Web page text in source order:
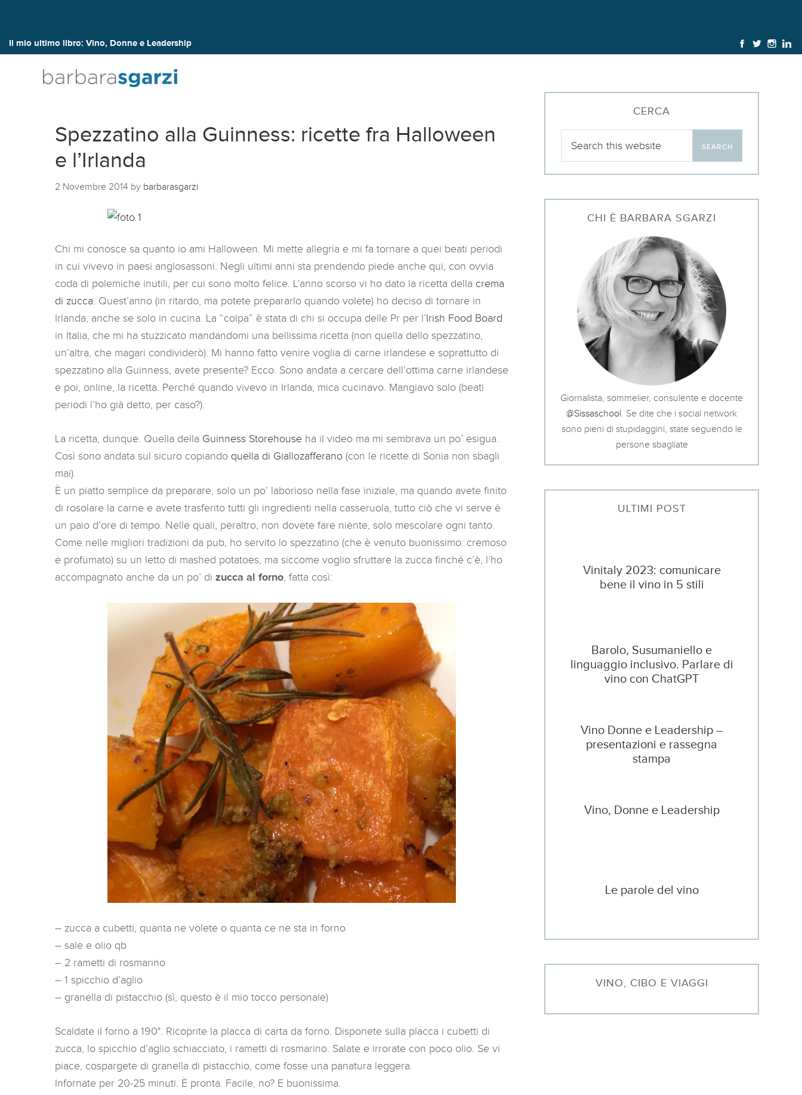
Il mio ultimo libro: Vino, Donne e Leadership
Spezzatino alla Guinness: ricette fra Halloween
e l’Irlanda
2 Novembre 2014 by barbarasgarzi
Chi mi conosce sa quanto io ami Halloween. Mi mette allegria e mi fa tornare a quei beati periodi
in cui vivevo in paesi anglosassoni. Negli ultimi anni sta prendendo piede anche qui, con ovvia
coda di polemiche inutili, per cui sono molto felice. L’anno scorso vi ho dato la ricetta della crema
di zucca. Quest’anno (in ritardo, ma potete prepararlo quando volete) ho deciso di tornare in
Irlanda, anche se solo in cucina. La “colpa” è stata di chi si occupa delle Pr per l’Irish Food Board
in Italia, che mi ha stuzzicato mandandomi una bellissima ricetta (non quella dello spezzatino,
un’altra, che magari condividerò). Mi hanno fatto venire voglia di carne irlandese e soprattutto di
spezzatino alla Guinness, avete presente? Ecco. Sono andata a cercare dell’ottima carne irlandese
e poi, online, la ricetta. Perché quando vivevo in Irlanda, mica cucinavo. Mangiavo solo (beati
periodi l’ho già detto, per caso?).
La ricetta, dunque. Quella della Guinness Storehouse ha il video ma mi sembrava un po’ esigua.
Così sono andata sul sicuro copiando quella di Giallozafferano (con le ricette di Sonia non sbagli
mai).
È un piatto semplice da preparare, solo un po’ laborioso nella fase iniziale, ma quando avete finito
di rosolare la carne e avete trasferito tutti gli ingredienti nella casseruola, tutto ciò che vi serve è
un paio d’ore di tempo. Nelle quali, peraltro, non dovete fare niente, solo mescolare ogni tanto.
Come nelle migliori tradizioni da pub, ho servito lo spezzatino (che è venuto buonissimo: cremoso
e profumato) su un letto di mashed potatoes, ma siccome voglio sfruttare la zucca finché c’è, l’ho
accompagnato anche da un po’ di zucca al forno, fatta così:
– zucca a cubetti, quanta ne volete o quanta ce ne sta in forno
– sale e olio qb
– 2 rametti di rosmarino
– 1 spicchio d’aglio
– granella di pistacchio (sì, questo è il mio tocco personale)
Scaldate il forno a 190°. Ricoprite la placca di carta da forno. Disponete sulla placca i cubetti di
zucca, lo spicchio d’aglio schiacciato, i rametti di rosmarino. Salate e irrorate con poco olio. Se vi
piace, cospargete di granella di pistacchio, come fosse una panatura leggera.
Infornate per 20-25 minuti. È pronta. Facile, no? E buonissima.
CERCA
CHI È BARBARA SGARZI
Giornalista, sommelier, consulente e docente
@Sissaschool . Se dite che i social network
sono pieni di stupidaggini, state seguendo le
persone sbagliate
ULTIMI POST
Vinitaly 2023: comunicare
bene il vino in 5 stili
Barolo, Susumaniello e
linguaggio inclusivo. Parlare di
vino con ChatGPT
Vino Donne e Leadership –
presentazioni e rassegna
stampa
Vino, Donne e Leadership
Le parole del vino
VINO, CIBO E VIAGGI